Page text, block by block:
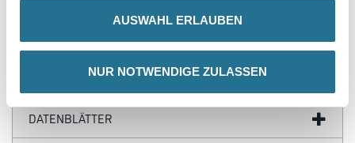
AUSWAHL ERLAUBEN
NUR NOTWENDIGE ZULASSEN
ZUSATZINFOS
GEFAHRENHINWEISE
DATENBLÄTTER